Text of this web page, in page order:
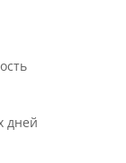
дней